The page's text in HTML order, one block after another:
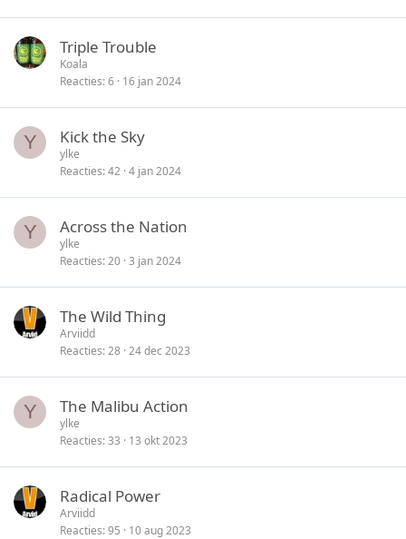
Triple Trouble
Koala
Reacties 6 16 jan 2024
Y Kick the Sky
ylke
Reacties 42 4 jan 2024
Y Across the Nation
ylke
Reacties 20 3 jan 2024
The Wild Thing
Arviidd
Reacties 28 24 dec 2023
Y The Malibu Action
ylke
Reacties 33 13 okt 2023
Radical Power
Arviidd
Reacties 95 10 aug 2023